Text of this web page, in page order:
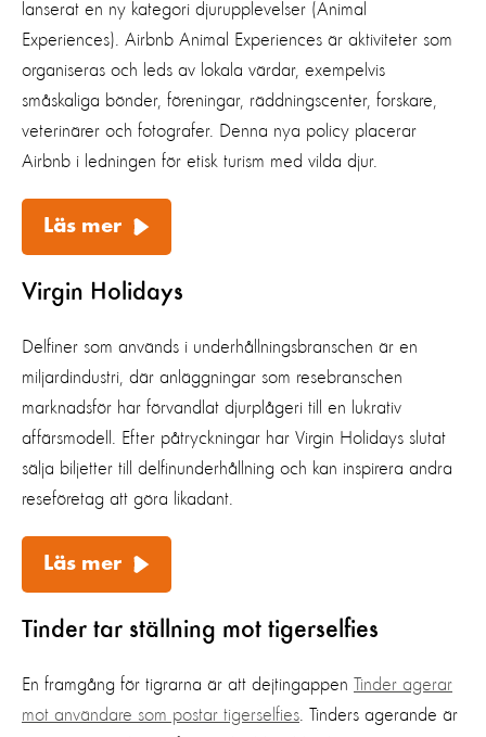
lanserat en ny kategori djurupplevelser (Animal
Experiences). Airbnb Animal Experiences är aktiviteter som
organiseras och leds av lokala värdar, exempelvis
småskaliga bönder, föreningar, räddningscenter, forskare,
veterinärer och fotografer. Denna nya policy placerar
Airbnb i ledningen för etisk turism med vilda djur.
Läs mer
Virgin Holidays
Delfiner som används i underhållningsbranschen är en
miljardindustri, där anläggningar som resebranschen
marknadsför har förvandlat djurplågeri till en lukrativ
affärsmodell. Efter påtryckningar har Virgin Holidays slutat
sälja biljetter till delfinunderhållning och kan inspirera andra
reseföretag att göra likadant.
Läs mer
Tinder tar ställning mot tigerselfies
En framgång för tigrarna är att dejtingappen Tinder agerar
mot användare som postar tigerselfies. Tinders agerande är